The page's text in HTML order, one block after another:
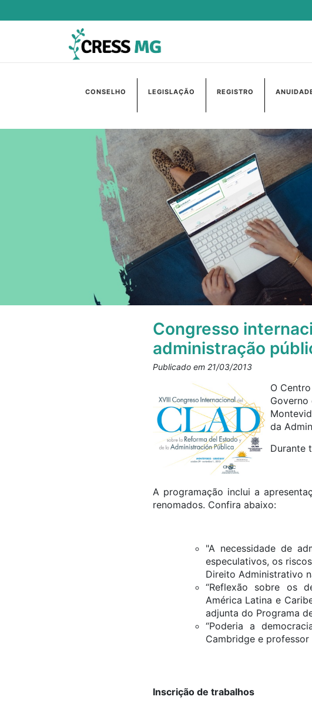
CONSELHO LEGISLAÇÃO REGISTRO
Congresso
administração
Publicado em 21/03/2013
O
da
Durante
A programação inclui a
renomados. Confira abaixo:
"A necessidade de
especulativos, os
Direito Administrativo
“Reflexão sobre os
América Latina e
adjunta do Programa
“Poderia a
Cambridge e
Inscrição de trabalhos